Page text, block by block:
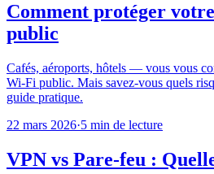
Comment protéger
public
Cafés, aéroports, hôtels — vous vous
Wi-Fi public. Mais savez-vous quels
guide pratique.
22 mars 2026·5 min de lecture
VPN vs Pare-feu :